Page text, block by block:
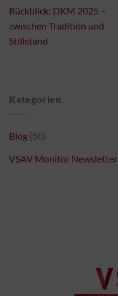
Rückblick: DKM 2025 –
zwischen Tradition und
Stillstand
Kategorien
Blog (50)
VSAV Monitor Newsletter